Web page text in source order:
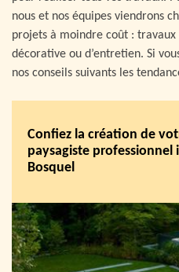
nous et nos équipes viendrons
projets à moindre coût :
décorative ou d’entretien. Si
nos conseils suivants les
Confiez la création de
paysagiste professionnel
Bosquel